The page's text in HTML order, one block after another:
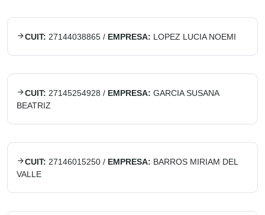
CUIT: 27144038865 / EMPRESA: LOPEZ LUCIA NOEMI
CUIT: 27145254928 / EMPRESA: GARCIA SUSANA
BEATRIZ
CUIT: 27146015250 / EMPRESA: BARROS MIRIAM DEL
VALLE